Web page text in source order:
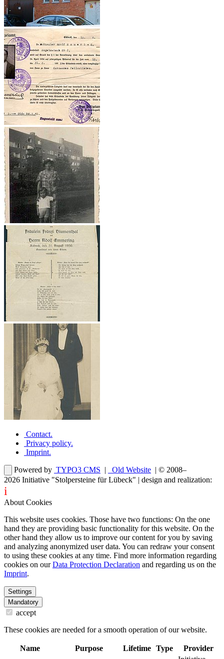
Contact.
Privacy policy.
Imprint.
Powered by TYPO3 CMS | Old Website | © 2008–
2026 Initiative "Stolpersteine für Lübeck" | design and realization:
i
About Cookies
This website uses cookies. Those have two functions: On the one
hand they are providing basic functionality for this website. On the
other hand they allow us to improve our content for you by saving
and analyzing anonymized user data. You can redraw your consent
to using these cookies at any time. Find more information regarding
cookies on ourData Protection Declaration and regarding us on the
Imprint.
Settings
Mandatory
accept
These cookies are needed for a smooth operation of our website.
Name Purpose Lifetime Type
Provider